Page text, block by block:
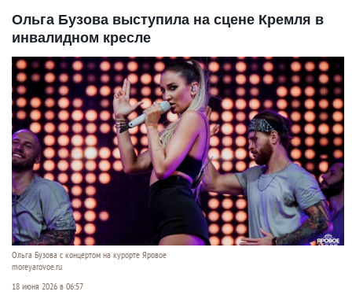
Ольга Бузова выступила на сцене Кремля в
инвалидном кресле
Ольга Бузова с концертом на курорте Яровое
moreyarovoe.ru
18 июня 2026 в 06:57